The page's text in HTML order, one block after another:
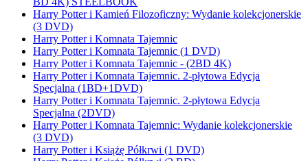
Harry Potter i Kamień Filozoficzny: Wydanie kolekcjonerskie
(3 DVD)
Harry Potter i Komnata Tajemnic
Harry Potter i Komnata Tajemnic (1 DVD)
Harry Potter i Komnata Tajemnic - (2BD 4K)
Harry Potter i Komnata Tajemnic. 2-płytowa Edycja
Specjalna (1BD+1DVD)
Harry Potter i Komnata Tajemnic. 2-płytowa Edycja
Specjalna (2DVD)
Harry Potter i Komnata Tajemnic: Wydanie kolekcjonerskie
(3 DVD)
Harry Potter i Książę Półkrwi (1 DVD)